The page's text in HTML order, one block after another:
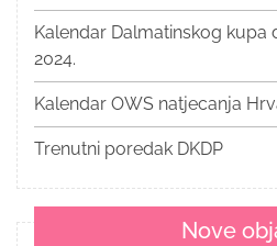
Kalendar Dalmatinskog kupa
2024.
Kalendar OWS natjecanja
Trenutni poredak DKDP
Nove